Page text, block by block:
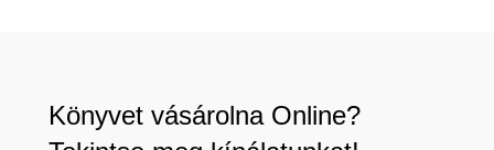
Könyvet vásárolna Online?